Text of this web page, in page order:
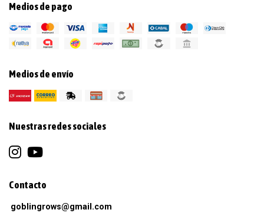
Medios de pago
Medios de envío
Nuestras redes sociales
Contacto
goblingrows@gmail.com